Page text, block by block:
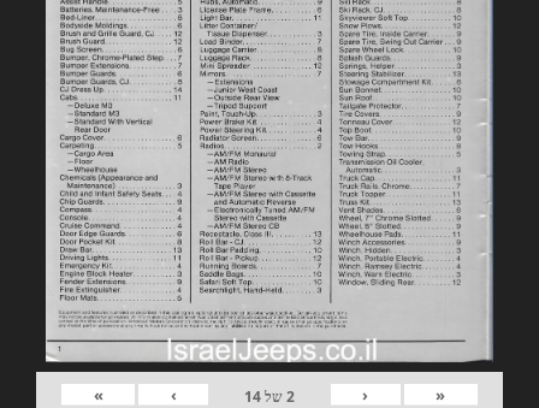
«
‹
2של14
›
»